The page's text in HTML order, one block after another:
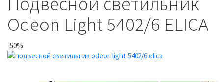
Odeon Light 5402/6 ELICA
-50%